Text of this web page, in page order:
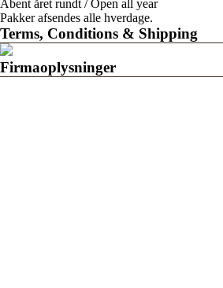
Åbent året rundt / Open all year
Pakker afsendes alle hverdage.
Terms, Conditions & Shipping
Firmaoplysninger